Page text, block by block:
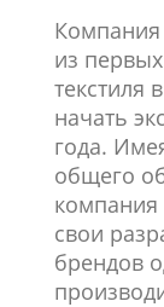
Компания
из
текстиля
начать
года.
общего
компания
свои
брендов